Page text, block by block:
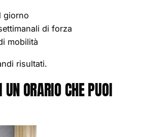
giorno
di forza
mobilità
risultati.
ORARIO CHE PUOI